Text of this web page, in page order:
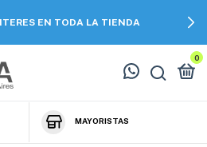
EN TODA LA TIENDA
0
MAYORISTAS